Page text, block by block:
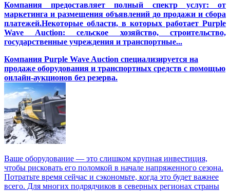
Компания предоставляет полный спектр услуг: от
маркетинга и размещения объявлений до продажи и сбора
платежей.Некоторые области, в которых работает Purple
Wave Auction: сельское хозяйство, строительство,
государственные учреждения и транспортные...
Компания Purple Wave Auction специализируется на
продаже оборудования и транспортных средств с помощью
онлайн-аукционов без резерва.
Ваше оборудование — это слишком крупная инвестиция,
чтобы рисковать его поломкой в начале напряженного сезона.
Потратьте время сейчас и сэкономьте, когда это будет важнее
всего. Для многих подрядчиков в северных регионах страны